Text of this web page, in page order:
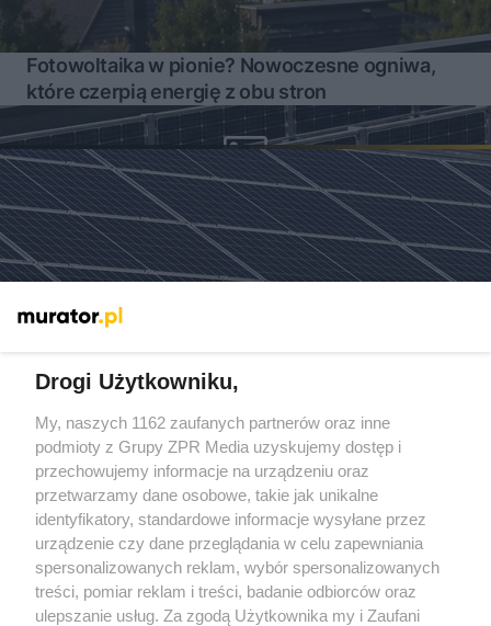
Fotowoltaika w pionie? Nowoczesne ogniwa,
które czerpią energię z obu stron
Kiedy najbardziej opłaca się mieć magazyn
energii?
Drogi Użytkowniku,
My, naszych 1162 zaufanych partnerów oraz inne
podmioty z Grupy ZPR Media uzyskujemy dostęp i
przechowujemy informacje na urządzeniu oraz
przetwarzamy dane osobowe, takie jak unikalne
identyfikatory, standardowe informacje wysyłane przez
urządzenie czy dane przeglądania w celu zapewniania
spersonalizowanych reklam, wybór spersonalizowanych
treści, pomiar reklam i treści, badanie odbiorców oraz
ulepszanie usług. Za zgodą Użytkownika my i Zaufani